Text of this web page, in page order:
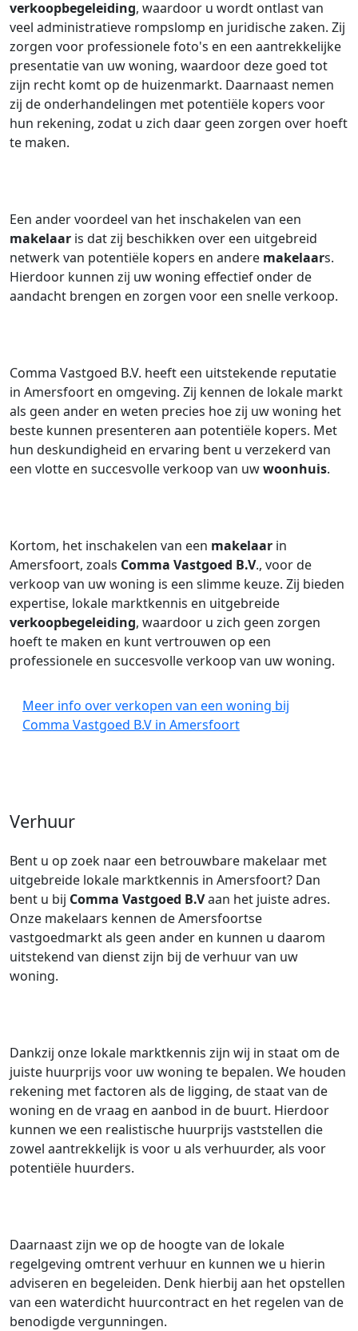
verkoopbegeleiding, waardoor u wordt ontlast van
veel administratieve rompslomp en juridische zaken. Zij
zorgen voor professionele foto's en een aantrekkelijke
presentatie van uw woning, waardoor deze goed tot
zijn recht komt op de huizenmarkt. Daarnaast nemen
zij de onderhandelingen met potentiële kopers voor
hun rekening, zodat u zich daar geen zorgen over hoeft
te maken.
Een ander voordeel van het inschakelen van een
makelaar is dat zij beschikken over een uitgebreid
netwerk van potentiële kopers en andere makelaars.
Hierdoor kunnen zij uw woning effectief onder de
aandacht brengen en zorgen voor een snelle verkoop.
Comma Vastgoed B.V. heeft een uitstekende reputatie
in Amersfoort en omgeving. Zij kennen de lokale markt
als geen ander en weten precies hoe zij uw woning het
beste kunnen presenteren aan potentiële kopers. Met
hun deskundigheid en ervaring bent u verzekerd van
een vlotte en succesvolle verkoop van uwwoonhuis.
Kortom, het inschakelen van een makelaar in
Amersfoort, zoals Comma Vastgoed B.V., voor de
verkoop van uw woning is een slimme keuze. Zij bieden
expertise, lokale marktkennis en uitgebreide
verkoopbegeleiding, waardoor u zich geen zorgen
hoeft te maken en kunt vertrouwen op een
professionele en succesvolle verkoop van uw woning.
Meer info over verkopen van een woning bij
Comma Vastgoed B.V in Amersfoort
Verhuur
Bent u op zoek naar een betrouwbare makelaar met
uitgebreide lokale marktkennis in Amersfoort? Dan
bent u bij Comma Vastgoed B.Vaan het juiste adres.
Onze makelaars kennen de Amersfoortse
vastgoedmarkt als geen ander en kunnen u daarom
uitstekend van dienst zijn bij de verhuur van uw
woning.
Dankzij onze lokale marktkennis zijn wij in staat om de
juiste huurprijs voor uw woning te bepalen. We houden
rekening met factoren als de ligging, de staat van de
woning en de vraag en aanbod in de buurt. Hierdoor
kunnen we een realistische huurprijs vaststellen die
zowel aantrekkelijk is voor u als verhuurder, als voor
potentiële huurders.
Daarnaast zijn we op de hoogte van de lokale
regelgeving omtrent verhuur en kunnen we u hierin
adviseren en begeleiden. Denk hierbij aan het opstellen
van een waterdicht huurcontract en het regelen van de
benodigde vergunningen.